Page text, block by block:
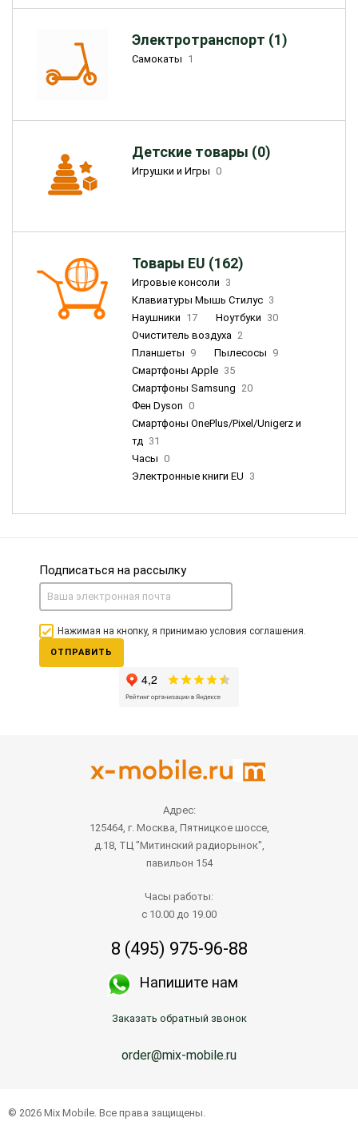
Электротранспорт (1)
Самокаты 1
Детские товары (0)
Игрушки и Игры 0
Товары EU (162)
Игровые консоли 3
Клавиатуры Мышь Стилус 3
Наушники 17 Ноутбуки 30
Очиститель воздуха 2
Планшеты 9 Пылесосы 9
Смартфоны Apple 35
Смартфоны Samsung 20
Фен Dyson 0
Смартфоны OnePlus/Pixel/Unigerz и
тд 31
Часы 0
Электронные книги EU 3
Подписаться на рассылку
Нажимая на кнопку, я принимаю условия соглашения.
ОТПРАВИТЬ
Адрес:
125464, г. Москва, Пятницкое шоссе,
д.18, ТЦ "Митинский радиорынок",
павильон 154
Часы работы:
с 10.00 до 19.00
8 (495) 975-96-88
Напишите нам
Заказать обратный звонок
order@mix-mobile.ru
© 2026 Mix Mobile. Все права защищены.